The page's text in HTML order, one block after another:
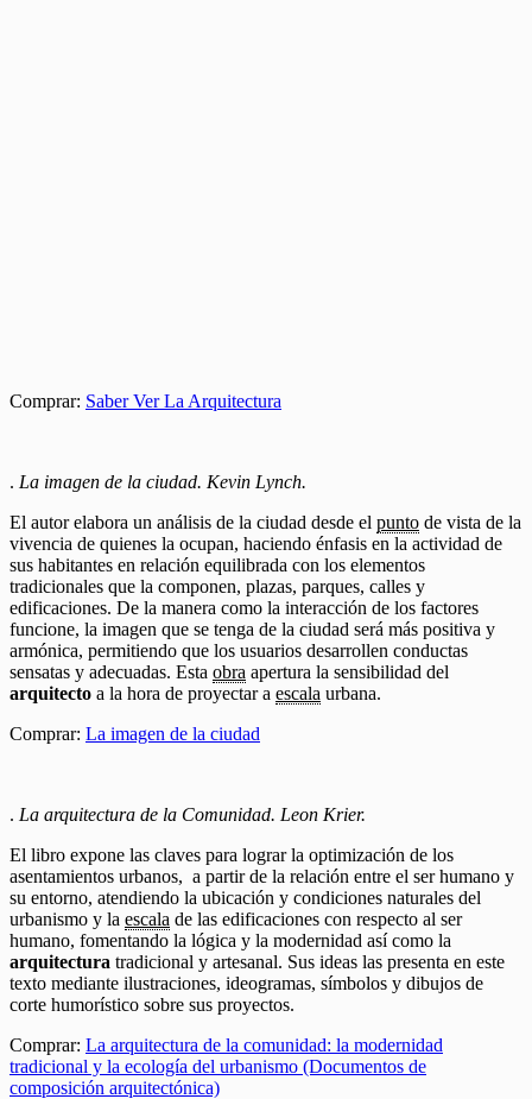
Comprar: Saber Ver La Arquitectura
. La imagen de la ciudad. Kevin Lynch.
El autor elabora un análisis de la ciudad desde el punto de vista de la
vivencia de quienes la ocupan, haciendo énfasis en la actividad de
sus habitantes en relación equilibrada con los elementos
tradicionales que la componen, plazas, parques, calles y
edificaciones. De la manera como la interacción de los factores
funcione, la imagen que se tenga de la ciudad será más positiva y
armónica, permitiendo que los usuarios desarrollen conductas
sensatas y adecuadas. Esta obra apertura la sensibilidad del
arquitecto a la hora de proyectar a escala urbana.
Comprar: La imagen de la ciudad
. La arquitectura de la Comunidad. Leon Krier.
El libro expone las claves para lograr la optimización de los
asentamientos urbanos, a partir de la relación entre el ser humano y
su entorno, atendiendo la ubicación y condiciones naturales del
urbanismo y la escala de las edificaciones con respecto al ser
humano, fomentando la lógica y la modernidad así como la
arquitectura tradicional y artesanal. Sus ideas las presenta en este
texto mediante ilustraciones, ideogramas, símbolos y dibujos de
corte humorístico sobre sus proyectos.
Comprar: La arquitectura de la comunidad: la modernidad
tradicional y la ecología del urbanismo (Documentos de
composición arquitectónica)